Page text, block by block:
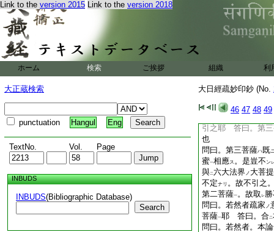
Link to the version 2015 Link to the version 2018
ホーム 検索 ご挨拶 組織 利
大正蔵検索
punctuation Hangul Eng
TextNo. Vol. Page
INBUDS
INBUDS(Bibliographic Database)
Search
大日經疏妙印鈔 (No.
46 47 48 49
若一劫若減一劫。
經第三菩薩云。次
福徳。發心ニ即與 二
無量阿僧
第三菩薩
也。故知 ヌ
三種一合二羊馬通三喩
之 云云
引之耶 答曰。第三
也
問曰。第三菩薩ハ既
蜜一相應ス 。是豈不 ンレ
與二六大法界 ノ 大菩
不定ナリ 。故不引之
第二菩薩一。故取 レ
問曰。若然者疏家 ノ
菩薩一耶 答曰。合二
問曰。若然者。本